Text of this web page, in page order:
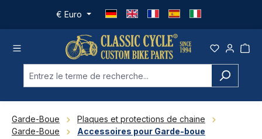
Passer au contenu principal
€ Euro
Garde-Boue
Plaques et protections de chaine
Garde-Boue
Accessoires pour Garde-boue